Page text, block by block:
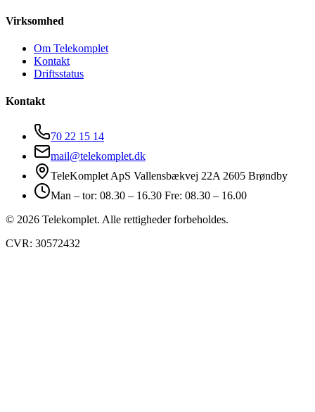
Virksomhed
Om Telekomplet
Kontakt
Driftsstatus
Kontakt
70 22 15 14
mail@telekomplet.dk
TeleKomplet ApS Vallensbækvej 22A 2605 Brøndby
Man – tor: 08.30 – 16.30 Fre: 08.30 – 16.00
© 2026 Telekomplet. Alle rettigheder forbeholdes.
CVR: 30572432